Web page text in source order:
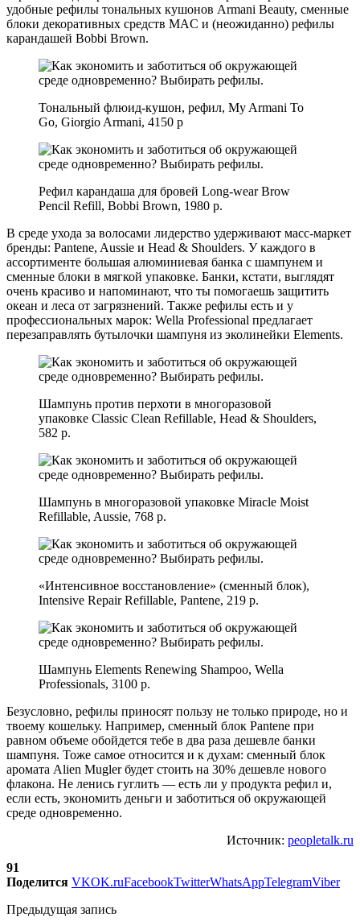
удобные рефилы тональных кушонов Armani Beauty, сменные
блоки декоративных средств MAC и (неожиданно) рефилы
карандашей Bobbi Brown.
Тональный флюид-кушон, рефил, My Armani To
Go, Giorgio Armani, 4150 р
Рефил карандаша для бровей Long-wear Brow
Pencil Refill, Bobbi Brown, 1980 р.
В среде ухода за волосами лидерство удерживают масс-маркет
бренды: Pantene, Aussie и Head & Shoulders. У каждого в
ассортименте большая алюминиевая банка с шампунем и
сменные блоки в мягкой упаковке. Банки, кстати, выглядят
очень красиво и напоминают, что ты помогаешь защитить
океан и леса от загрязнений. Также рефилы есть и у
профессиональных марок: Wella Professional предлагает
перезаправлять бутылочки шампуня из эколинейки Elements.
Шампунь против перхоти в многоразовой
упаковке Classic Clean Refillable, Head & Shoulders,
582 р.
Шампунь в многоразовой упаковке Miracle Moist
Refillable, Aussie, 768 р.
«Интенсивное восстановление» (сменный блок),
Intensive Repair Refillable, Pantene, 219 р.
Шампунь Elements Renewing Shampoo, Wella
Professionals, 3100 р.
Безусловно, рефилы приносят пользу не только природе, но и
твоему кошельку. Например, сменный блок Pantene при
равном объеме обойдется тебе в два раза дешевле банки
шампуня. Тоже самое относится и к духам: сменный блок
аромата Alien Mugler будет стоить на 30% дешевле нового
флакона. Не ленись гуглить — есть ли у продукта рефил и,
если есть, экономить деньги и заботиться об окружающей
среде одновременно.
Источник: peopletalk.ru
91
Поделится VKOK.ruFacebookTwitterWhatsAppTelegramViber
Предыдущая запись